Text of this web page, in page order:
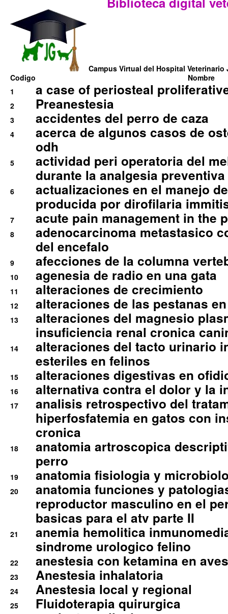
Campus Virtual del Hospital Veterinario
Codigo
Nombre
1
a case of periosteal
2 Preanestesia
3 accidentes del perro de caza
4
acerca de algunos casos de
odh
5
actividad peri operatoria del
durante la analgesia
6
actualizaciones en el manejo
producida por dirofilaria
7 acute pain management in the
8
adenocarcinoma metastasico
del encefalo
9 afecciones de la columna
10 agenesia de radio en una gata
11 alteraciones de crecimiento
12 alteraciones de las pestanas
13
alteraciones del magnesio
insuficiencia renal cronica
14
alteraciones del tacto urinario
esteriles en felinos
15 alteraciones digestivas en
16 alternativa contra el dolor y la
17
analisis retrospectivo del
hiperfosfatemia en gatos con
cronica
18
anatomia artroscopica
perro
19 anatomia fisiologia y
20
anatomia funciones y
reproductor masculino en el
basicas para el atv parte II
21
anemia hemolitica
sindrome urologico felino
22 anestesia con ketamina en
23 Anestesia inhalatoria
24 Anestesia local y regional
25 Fluidoterapia quirurgica